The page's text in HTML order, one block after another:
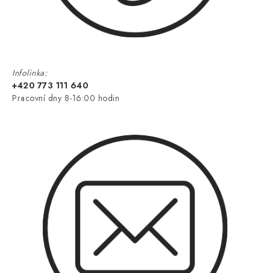
Infolinka:
+420 773 111 640
Pracovní dny 8-16:00 hodin